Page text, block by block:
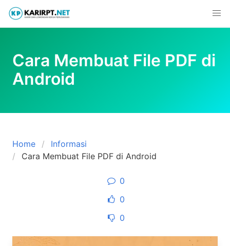
Skip
content
Cara Membuat File PDF di
Android
Home
Informasi
Cara Membuat File PDF di Android
0
0
0